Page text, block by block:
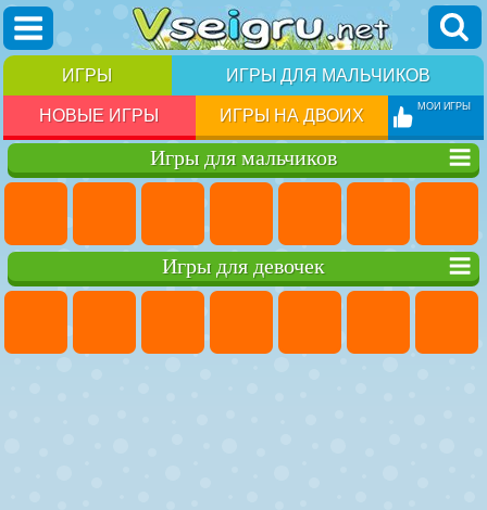
ИГРЫ ИГРЫ ДЛЯ МАЛЬЧИКОВ
НОВЫЕ ИГРЫ ИГРЫ НА ДВОИХ МОИ ИГРЫ
Игры для мальчиков
Игры для девочек